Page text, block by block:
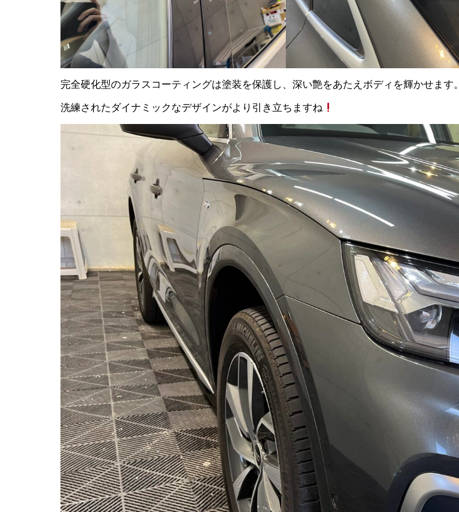
完全硬化型のガラスコーティングは塗装を保護し、深い艶をあたえボディを輝かせます。
洗練されたダイナミックなデザインがより引き立ちますね